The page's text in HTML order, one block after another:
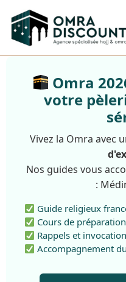
Omra
votre
Vivez la Omra avec
Nos guides vous
:
Guide religieux
Cours de
Rappels et
Accompagnement